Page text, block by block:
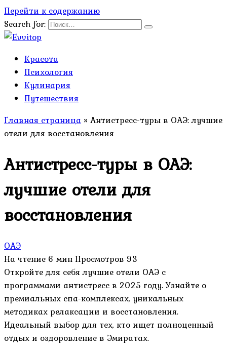
Перейти к содержанию
Search for:
Красота
Психология
Кулинария
Путешествия
Главная страница » Антистресс-туры в ОАЭ: лучшие
отели для восстановления
Антистресс-туры в ОАЭ:
лучшие отели для
восстановления
ОАЭ
На чтение 6 мин Просмотров 93
Откройте для себя лучшие отели ОАЭ с
программами антистресс в 2025 году. Узнайте о
премиальных спа-комплексах, уникальных
методиках релаксации и восстановления.
Идеальный выбор для тех, кто ищет полноценный
отдых и оздоровление в Эмиратах.